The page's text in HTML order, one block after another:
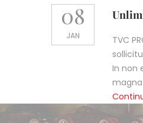
08
JAN
TVC
In non
magna